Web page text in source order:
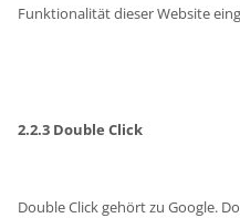
Funktionalität dieser Website
2.2.3 Double Click
Double Click gehört zu Google.